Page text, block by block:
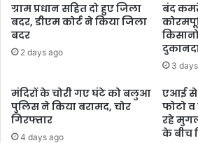
ग्राम प्रधान सहित दो हुए जिला
बदर, डीएम कोर्ट ने किया जिला
बदर
2 days ago
बंद कमरे
3
मंदिरों के चोरी गए घंटे को बलुआ
पुलिस ने किया बरामद, चोर
गिरफ्तार
4 days ago
एआई से
फोटो
रहे
के बीच